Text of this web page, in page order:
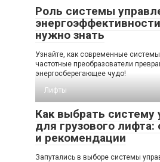
Роль системы
нужно знать
Узнайте, как современные
частотные преобразователи
энергосберегающее чудо!
Лифты
Как выбрать систему
для грузового лифта:
и рекомендации
Запутались в выборе системы